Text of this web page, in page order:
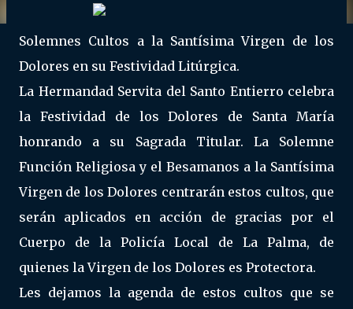
Solemnes Cultos a la Santísima Virgen de los
Dolores en su Festividad Litúrgica.
La Hermandad Servita del Santo Entierro celebra
la Festividad de los Dolores de Santa María
honrando a su Sagrada Titular. La Solemne
Función Religiosa y el Besamanos a la Santísima
Virgen de los Dolores centrarán estos cultos, que
serán aplicados en acción de gracias por el
Cuerpo de la Policía Local de La Palma, de
quienes la Virgen de los Dolores es Protectora.
Les dejamos la agenda de estos cultos que se